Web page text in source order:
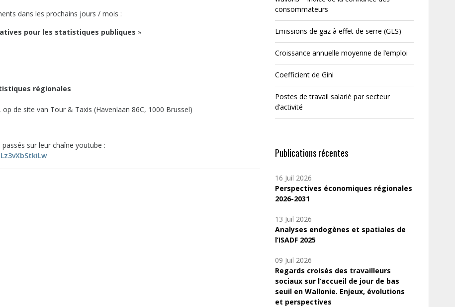
dans les prochains jours / mois :
pour les statistiques publiques »
régionales
de site van Tour & Taxis (Havenlaan 86C, 1000 Brussel)
sur leur chaîne youtube :
consommateurs
Emissions de gaz à effet de serre (GES)
Croissance annuelle moyenne de l’emploi
Coefficient de Gini
Postes de travail salarié par secteur
d’activité
Publications récentes
16 Juil 2026
Perspectives économiques régionales
2026-2031
13 Juil 2026
Analyses endogènes et spatiales de
l’ISADF 2025
09 Juil 2026
Regards croisés des travailleurs
sociaux sur l’accueil de jour de bas
seuil en Wallonie. Enjeux, évolutions
et perspectives